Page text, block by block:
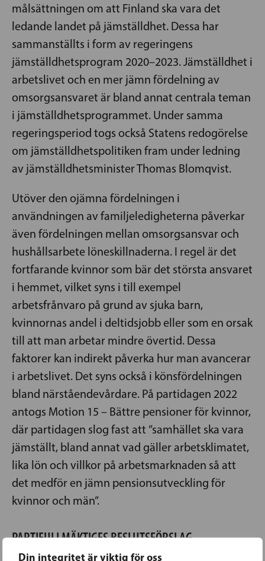
Din integritet är viktig för oss
målsättningen om att Finland ska vara det
ledande landet på jämställdhet. Dessa har
sammanställts i form av regeringens
jämställdhetsprogram 2020–2023. Jämställdhet i
arbetslivet och en mer jämn fördelning av
omsorgsansvaret är bland annat centrala teman
i jämställdhetsprogrammet. Under samma
regeringsperiod togs också Statens redogörelse
om jämställdhetspolitiken fram under ledning
av jämställdhetsminister Thomas Blomqvist.
Utöver den ojämna fördelningen i
användningen av familjeledigheterna påverkar
även fördelningen mellan omsorgsansvar och
hushållsarbete löneskillnaderna. I regel är det
fortfarande kvinnor som bär det största ansvaret
i hemmet, vilket syns i till exempel
arbetsfrånvaro på grund av sjuka barn,
kvinnornas andel i deltidsjobb eller som en orsak
till att man arbetar mindre övertid. Dessa
faktorer kan indirekt påverka hur man avancerar
i arbetslivet. Det syns också i könsfördelningen
bland närståendevårdare. På partidagen 2022
antogs Motion 15 – Bättre pensioner för kvinnor,
där partidagen slog fast att ”samhället ska vara
jämställt, bland annat vad gäller arbetsklimatet,
lika lön och villkor på arbetsmarknaden så att
det medför en jämn pensionsutveckling för
kvinnor och män”.
PARTIFULLMÄKTIGES BESLUTSFÖRSLAG